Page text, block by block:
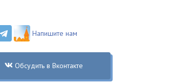
Напишите нам
Обсудить в Вконтакте